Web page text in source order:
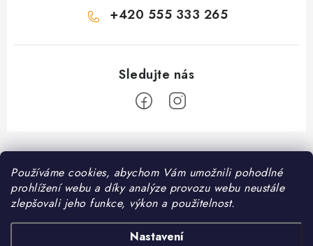
Používáme cookies, abychom Vám umožnili pohodlné
prohlížení webu a díky analýze provozu webu neustále
zlepšovali jeho funkce, výkon a použitelnost.
Nastavení
+420 555 333 265
Z
á
Informace pro vás
Kontakt
Možnosti dopravy
❤️ Oblíbené kategorie